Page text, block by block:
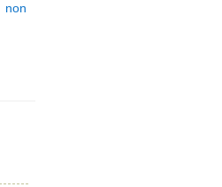
non